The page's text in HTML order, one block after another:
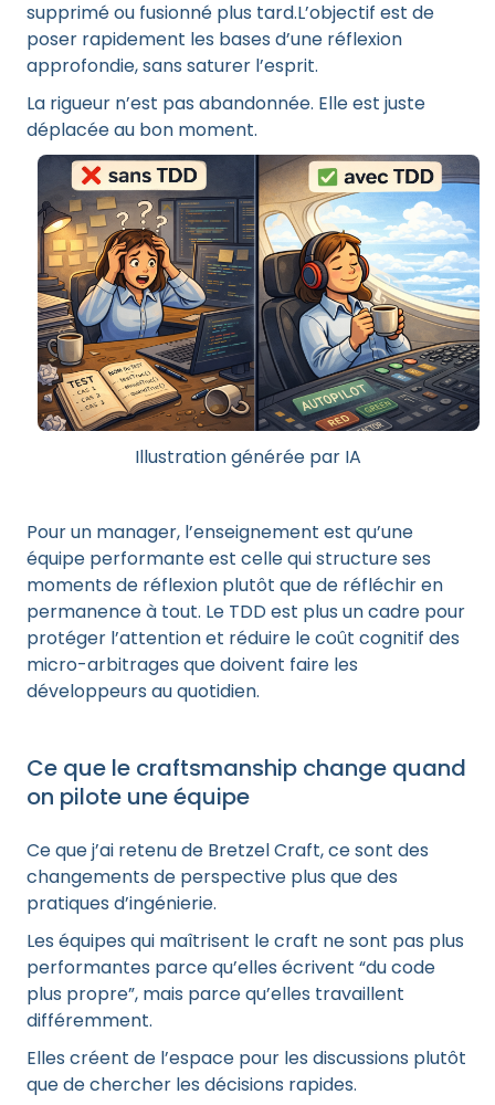
supprimé ou fusionné plus tard.L’objectif est de
poser rapidement les bases d’une réflexion
approfondie, sans saturer l’esprit.
La rigueur n’est pas abandonnée. Elle est juste
déplacée au bon moment.
Illustration générée par IA
Pour un manager, l’enseignement est qu’une
équipe performante est celle qui structure ses
moments de réflexion plutôt que de réfléchir en
permanence à tout. Le TDD est plus un cadre pour
protéger l’attention et réduire le coût cognitif des
micro-arbitrages que doivent faire les
développeurs au quotidien.
Ce que le craftsmanship change quand
on pilote une équipe
Ce que j’ai retenu de Bretzel Craft, ce sont des
changements de perspective plus que des
pratiques d’ingénierie.
Les équipes qui maîtrisent le craft ne sont pas plus
performantes parce qu’elles écrivent “du code
plus propre”, mais parce qu’elles travaillent
différemment.
Elles créent de l’espace pour les discussions plutôt
que de chercher les décisions rapides.